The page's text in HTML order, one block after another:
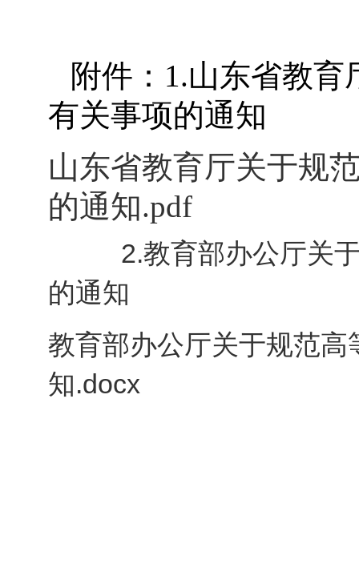
附件：1.山东省教
有关事项的通知
山东省教育厅关于规
的通知.pdf
2.教育部办公厅关于
的通知
教育部办公厅关于规范
知.docx